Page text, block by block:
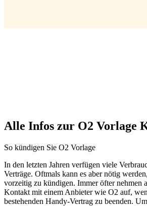
Alle Infos zur O2 Vorlage
So kündigen Sie O2 Vorlage
In den letzten Jahren verfügen viele
Verträge. Oftmals kann es aber nötig
vorzeitig zu kündigen. Immer öfter nehmen
Kontakt mit einem Anbieter wie O2 auf,
bestehenden Handy-Vertrag zu beenden.